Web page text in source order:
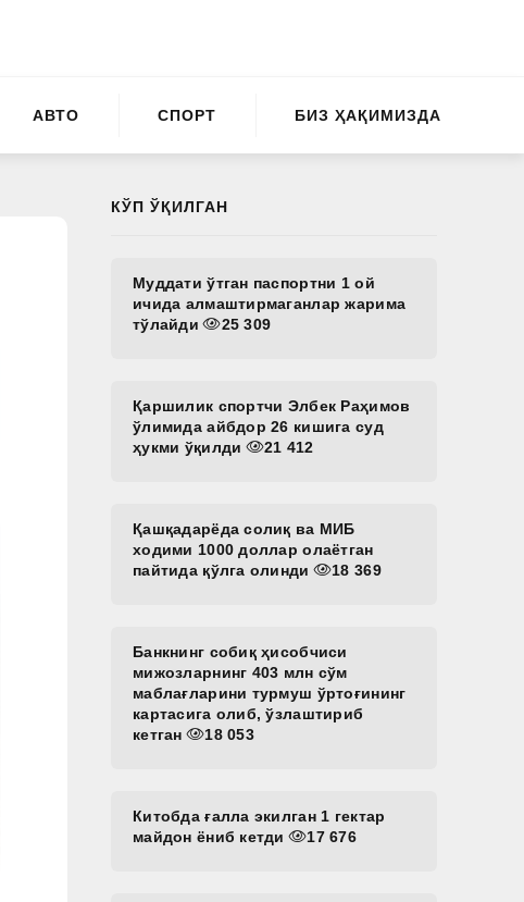
АВТО СПОРТ БИЗ ҲАҚИМИЗДА
КЎП ЎҚИЛГАН
Муддати ўтган паспортни 1 ой
ичида алмаштирмаганлар жарима
тўлайди
25 309
Қаршилик спортчи Элбек Раҳимов
ўлимида айбдор 26 кишига суд
ҳукми ўқилди
21 412
Қашқадарёда солиқ ва МИБ
ходими 1000 доллар олаётган
пайтида қўлга олинди
18 369
Банкнинг собиқ ҳисобчиси
мижозларнинг 403 млн сўм
маблағларини турмуш ўртоғининг
картасига олиб, ўзлаштириб
кетган
18 053
Китобда ғалла экилган 1 гектар
майдон ёниб кетди
17 676